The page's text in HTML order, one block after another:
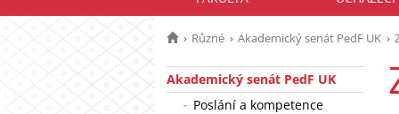
Různé Akademický senát PedF UK
Akademický senát PedF UK
Poslání a kompetence